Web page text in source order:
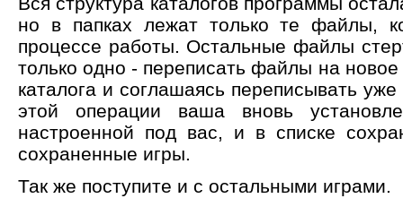
но в папках лежат только те файлы,
процессе работы. Остальные файлы
только одно - переписать файлы на новое
каталога и соглашаясь переписывать
этой операции ваша вновь
настроенной под вас, и в списке
сохраненные игры.
Так же поступите и с остальными играми.